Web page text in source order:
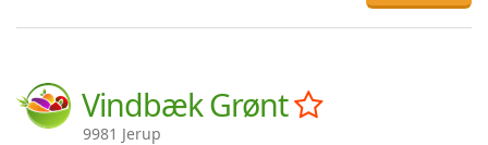
Vindbæk Grønt
9981 Jerup